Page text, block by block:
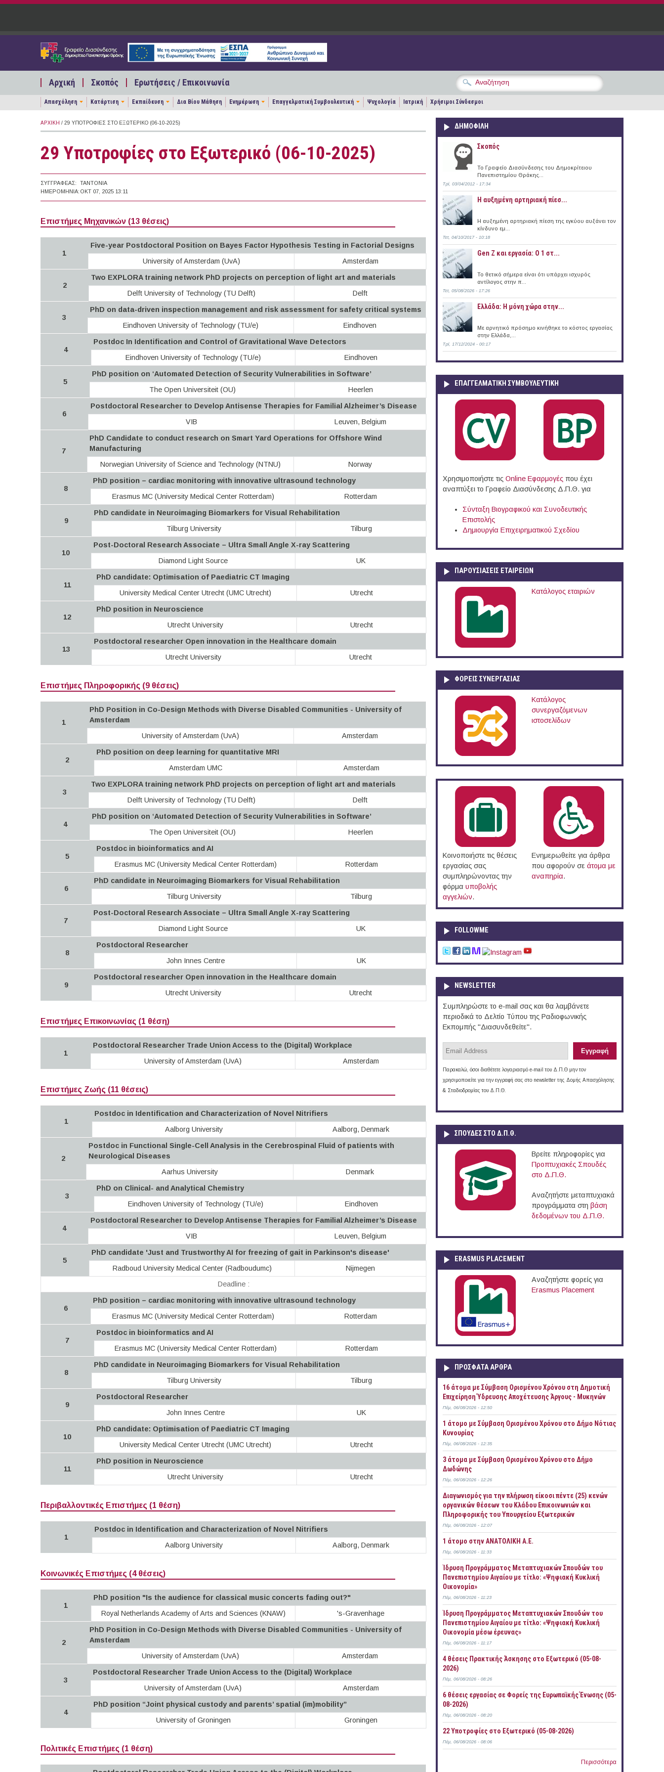
Παράκαμψη προς το κυρίως περιεχόμενο
Αρχική Σκοπός Ερωτήσεις / Επικοινωνία
Απασχόληση Κατάρτιση Εκπαίδευση Δια Βίου Μάθηση Ενημέρωση Επαγγελματική Συμβουλευτική Ψυχολογία Ιατρική Χρήσιμοι Σύνδεσμοι
ΑΡΧΙΚΉ / 29 ΥΠΟΤΡΟΦΊΕΣ ΣΤΟ ΕΞΩΤΕΡΙΚΌ (06-10-2025)
29 Υποτροφίες στο Εξωτερικό (06-10-2025)
ΣΥΓΓΡΑΦΈΑΣ:
TANTONIA
ΗΜΕΡΟΜΗΝΊΑ: ΟΚΤ 07, 2025 13:11
Επιστήμες Μηχανικών (13 θέσεις)
1
Five-year Postdoctoral Position on Bayes Factor Hypothesis Testing in Factorial Designs
University of Amsterdam (UvA)
Amsterdam
2
Two EXPLORA training network PhD projects on perception of light art and materials
Delft University of Technology (TU Delft)
Delft
3
PhD on data-driven inspection management and risk assessment for safety critical systems
Eindhoven University of Technology (TU/e)
Eindhoven
4
Postdoc In Identification and Control of Gravitational Wave Detectors
Eindhoven University of Technology (TU/e)
Eindhoven
5
PhD position on ‘Automated Detection of Security Vulnerabilities in Software’
The Open Universiteit (OU)
Heerlen
6
Postdoctoral Researcher to Develop Antisense Therapies for Familial Alzheimer’s Disease
VIB
Leuven, Belgium
7
PhD Candidate to conduct research on Smart Yard Operations for Offshore Wind
Manufacturing
Norwegian University of Science and Technology (NTNU)
Norway
8
PhD position – cardiac monitoring with innovative ultrasound technology
Erasmus MC (University Medical Center Rotterdam)
Rotterdam
9
PhD candidate in Neuroimaging Biomarkers for Visual Rehabilitation
Tilburg University
Tilburg
10
Post-Doctoral Research Associate – Ultra Small Angle X-ray Scattering
Diamond Light Source
UK
11
PhD candidate: Optimisation of Paediatric CT Imaging
University Medical Center Utrecht (UMC Utrecht)
Utrecht
12
PhD position in Neuroscience
Utrecht University
Utrecht
13
Postdoctoral researcher Open innovation in the Healthcare domain
Utrecht University
Utrecht
Επιστήμες Πληροφορικής (9 θέσεις)
1
PhD Position in Co-Design Methods with Diverse Disabled Communities - University of
Amsterdam
University of Amsterdam (UvA)
Amsterdam
2
PhD position on deep learning for quantitative MRI
Amsterdam UMC
Amsterdam
3
Two EXPLORA training network PhD projects on perception of light art and materials
Delft University of Technology (TU Delft)
Delft
4
PhD position on ‘Automated Detection of Security Vulnerabilities in Software’
The Open Universiteit (OU)
Heerlen
5
Postdoc in bioinformatics and AI
Erasmus MC (University Medical Center Rotterdam)
Rotterdam
6
PhD candidate in Neuroimaging Biomarkers for Visual Rehabilitation
Tilburg University
Tilburg
7
Post-Doctoral Research Associate – Ultra Small Angle X-ray Scattering
Diamond Light Source
UK
8
Postdoctoral Researcher
John Innes Centre
UK
9
Postdoctoral researcher Open innovation in the Healthcare domain
Utrecht University
Utrecht
Επιστήμες Επικοινωνίας (1 θέση)
1
Postdoctoral Researcher Trade Union Access to the (Digital) Workplace
University of Amsterdam (UvA)
Amsterdam
Επιστήμες Ζωής (11 θέσεις)
1
Postdoc in Identification and Characterization of Novel Nitrifiers
Aalborg University
Aalborg, Denmark
2
Postdoc in Functional Single-Cell Analysis in the Cerebrospinal Fluid of patients with
Neurological Diseases
Aarhus University
Denmark
3
PhD on Clinical- and Analytical Chemistry
Eindhoven University of Technology (TU/e)
Eindhoven
4
Postdoctoral Researcher to Develop Antisense Therapies for Familial Alzheimer’s Disease
VIB
Leuven, Belgium
5
PhD candidate 'Just and Trustworthy AI for freezing of gait in Parkinson's disease'
Radboud University Medical Center (Radboudumc)
Nijmegen
Deadline :
6
PhD position – cardiac monitoring with innovative ultrasound technology
Erasmus MC (University Medical Center Rotterdam)
Rotterdam
7
Postdoc in bioinformatics and AI
Erasmus MC (University Medical Center Rotterdam)
Rotterdam
8
PhD candidate in Neuroimaging Biomarkers for Visual Rehabilitation
Tilburg University
Tilburg
9
Postdoctoral Researcher
John Innes Centre
UK
10
PhD candidate: Optimisation of Paediatric CT Imaging
University Medical Center Utrecht (UMC Utrecht)
Utrecht
11
PhD position in Neuroscience
Utrecht University
Utrecht
Περιβαλλοντικές Επιστήμες (1 θέση)
1
Postdoc in Identification and Characterization of Novel Nitrifiers
Aalborg University
Aalborg, Denmark
Κοινωνικές Επιστήμες (4 θέσεις)
1
PhD position "Is the audience for classical music concerts fading out?"
Royal Netherlands Academy of Arts and Sciences (KNAW)
's-Gravenhage
2
PhD Position in Co-Design Methods with Diverse Disabled Communities - University of
Amsterdam
University of Amsterdam (UvA)
Amsterdam
3
Postdoctoral Researcher Trade Union Access to the (Digital) Workplace
University of Amsterdam (UvA)
Amsterdam
4
PhD position “Joint physical custody and parents’ spatial (im)mobility”
University of Groningen
Groningen
Πολιτικές Επιστήμες (1 θέση)
ΔΗΜΟΦΙΛΗ
Σκοπός
Το Γραφείο Διασύνδεσης του Δημοκρίτειου
Πανεπιστημίου Θράκης...
Τρί, 03/04/2012 - 17:34
Η αυξημένη αρτηριακή πίεσ...
Η αυξημένη αρτηριακή πίεση της εγκύου αυξάνει τον
κίνδυνο εμ...
Τετ, 04/10/2017 - 10:18
Gen Z και εργασία: Ο 1 στ...
Το θετικό σήμερα είναι ότι υπάρχει ισχυρός
αντίλογος στην π...
Τετ, 05/08/2026 - 17:26
Ελλάδα: Η μόνη χώρα στην...
Με αρνητικό πρόσημο κινήθηκε το κόστος εργασίας
στην Ελλάδα,...
Τρί, 17/12/2024 - 00:17
ΕΠΑΓΓΕΛΜΑΤΙΚΉ ΣΥΜΒΟΥΛΕΥΤΙΚΉ
Χρησιμοποιήστε τις Online Eφαρμογές που έχει
αναπτύξει το Γραφείο Διασύνδεσης Δ.Π.Θ. για
Σύνταξη Βιογραφικού και Συνοδευτικής
Επιστολής
Δημιουργία Επιχειρηματικού Σχεδίου
ΠΑΡΟΥΣΙΆΣΕΙΣ ΕΤΑΙΡΕΙΏΝ
Κατάλογος εταιριών
ΦΟΡΕΙΣ ΣΥΝΕΡΓΑΣΙΑΣ
Κατάλογος
συνεργαζόμενων
ιστοσελίδων
Κοινοποιήστε τις θέσεις
εργασίας σας
συμπληρώνοντας την
φόρμα υποβολής
αγγελιών.
Ενημερωθείτε για άρθρα
που αφορούν σε άτομα με
αναπηρία.
FOLLOWME
NEWSLETTER
Συμπληρώστε το e-mail σας και θα λαμβάνετε
περιοδικά το Δελτίο Τύπου της Ραδιοφωνικής
Εκπομπής "Διασυνδεθείτε".
Παρακαλώ, όσοι διαθέτετε λογαριασμό e-mail του Δ.Π.Θ μην τον
χρησιμοποιείτε για την εγγραφή σας στο newsletter της Δομής Απασχόλησης
& Σταδιοδρομίας του Δ.Π.Θ.
ΣΠΟΥΔΈΣ ΣΤΟ Δ.Π.Θ.
Βρείτε πληροφορίες για
Προπτυχιακές Σπουδές
στο Δ.Π.Θ.
Αναζητήστε μεταπτυχιακά
προγράμματα στη βάση
δεδομένων του Δ.Π.Θ.
ERASMUS PLACEMENT
Αναζητήστε φορείς για
Erasmus Placement
ΠΡOΣΦΑΤΑ AΡΘΡΑ
16 άτομα με Σύμβαση Ορισμένου Χρόνου στη Δημοτική
Επιχείρηση Ύδρευσης Αποχέτευσης Άργους - Μυκηνών
Πέμ, 06/08/2026 - 12:50
1 άτομο με Σύμβαση Ορισμένου Χρόνου στο Δήμο Νότιας
Κυνουρίας
Πέμ, 06/08/2026 - 12:35
3 άτομα με Σύμβαση Ορισμένου Χρόνου στο Δήμο
Δωδώνης
Πέμ, 06/08/2026 - 12:26
Διαγωνισμός για την πλήρωση είκοσι πέντε (25) κενών
οργανικών θέσεων του Κλάδου Επικοινωνιών και
Πληροφορικής του Υπουργείου Εξωτερικών
Πέμ, 06/08/2026 - 12:07
1 άτομο στην ΑΝΑΤΟΛΙΚΗ Α.Ε.
Πέμ, 06/08/2026 - 11:33
Ίδρυση Προγράμματος Μεταπτυχιακών Σπουδών του
Πανεπιστημίου Αιγαίου με τίτλο: «Ψηφιακή Κυκλική
Οικονομία»
Πέμ, 06/08/2026 - 11:23
Ίδρυση Προγράμματος Μεταπτυχιακών Σπουδών του
Πανεπιστημίου Αιγαίου με τίτλο: «Ψηφιακή Κυκλική
Οικονομία μέσω έρευνας»
Πέμ, 06/08/2026 - 11:17
4 θέσεις Πρακτικής Άσκησης στο Εξωτερικό (05-08-
2026)
Πέμ, 06/08/2026 - 08:26
6 θέσεις εργασίας σε Φορείς της Ευρωπαϊκής Ένωσης (05-
08-2026)
Πέμ, 06/08/2026 - 08:20
22 Υποτροφίες στο Εξωτερικό (05-08-2026)
Πέμ, 06/08/2026 - 08:06
Περισσότερα